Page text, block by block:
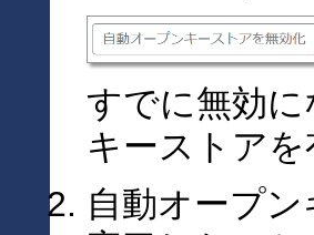
すでに無効
キーストア
自動オープ